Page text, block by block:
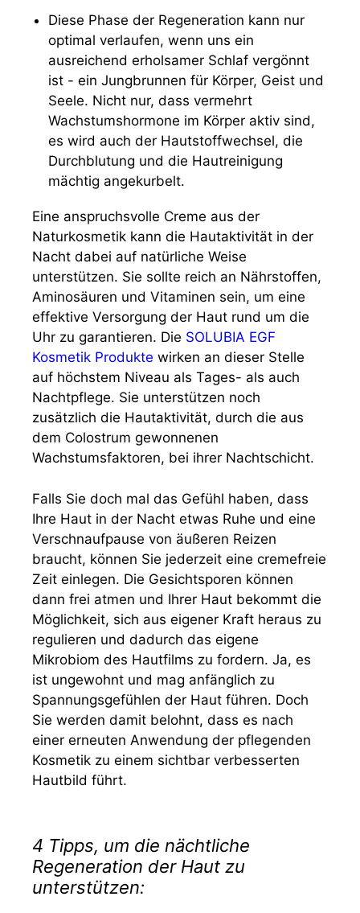
Diese Phase der Regeneration kann nur
optimal verlaufen, wenn uns ein
ausreichend erholsamer Schlaf vergönnt
ist - ein Jungbrunnen für Körper, Geist und
Seele. Nicht nur, dass vermehrt
Wachstumshormone im Körper aktiv sind,
es wird auch der Hautstoffwechsel, die
Durchblutung und die Hautreinigung
mächtig angekurbelt.
Eine anspruchsvolle Creme aus der
Naturkosmetik kann die Hautaktivität in der
Nacht dabei auf natürliche Weise
unterstützen. Sie sollte reich an Nährstoffen,
Aminosäuren und Vitaminen sein, um eine
effektive Versorgung der Haut rund um die
Uhr zu garantieren. Die SOLUBIA EGF
Kosmetik Produkte wirken an dieser Stelle
auf höchstem Niveau als Tages- als auch
Nachtpflege. Sie unterstützen noch
zusätzlich die Hautaktivität, durch die aus
dem Colostrum gewonnenen
Wachstumsfaktoren, bei ihrer Nachtschicht.
Falls Sie doch mal das Gefühl haben, dass
Ihre Haut in der Nacht etwas Ruhe und eine
Verschnaufpause von äußeren Reizen
braucht, können Sie jederzeit eine cremefreie
Zeit einlegen. Die Gesichtsporen können
dann frei atmen und Ihrer Haut bekommt die
Möglichkeit, sich aus eigener Kraft heraus zu
regulieren und dadurch das eigene
Mikrobiom des Hautfilms zu fordern. Ja, es
ist ungewohnt und mag anfänglich zu
Spannungsgefühlen der Haut führen. Doch
Sie werden damit belohnt, dass es nach
einer erneuten Anwendung der pflegenden
Kosmetik zu einem sichtbar verbesserten
Hautbild führt.
4 Tipps, um die nächtliche
Regeneration der Haut zu
unterstützen: